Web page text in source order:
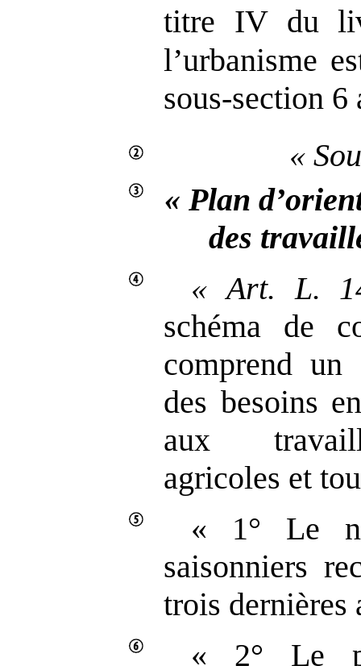
titre IV du
l’urbanisme
sous‑section
«
« Plan
des
« Art. L.
schéma de
comprend un
des besoins
aux
agricoles et
« 1° Le
saisonniers
trois dernières
« 2° Le